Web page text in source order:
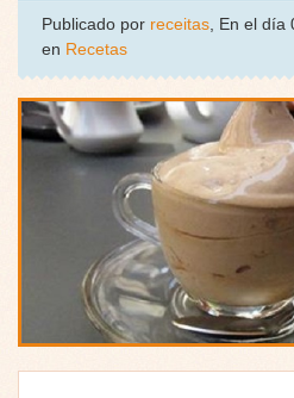
Publicado por receitas, En el día
en Recetas